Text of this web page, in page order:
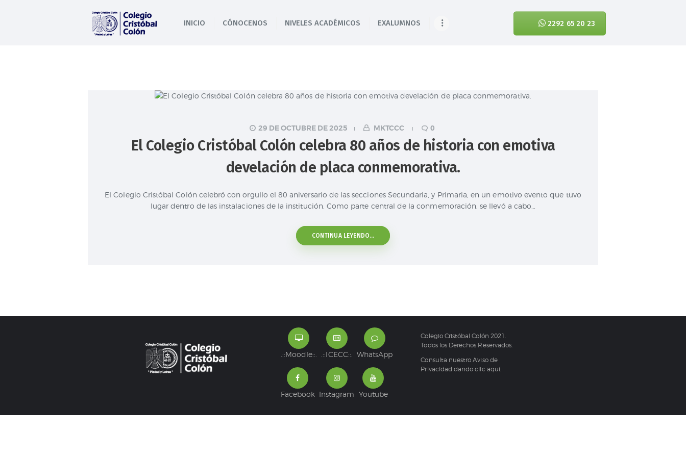
INICIO CÓNOCENOS NIVELES ACADÉMICOS EXALUMNOS 2292 65 20 23
CONTÁCTANOS
NOTICIAS
ENLACES
29 DE OCTUBRE DE 2025 MKTCCC 0
El Colegio Cristóbal Colón celebra 80 años de historia con emotiva
develación de placa conmemorativa.
El Colegio Cristóbal Colón celebró con orgullo el 80 aniversario de las secciones Secundaria, y Primaria, en un emotivo evento que tuvo
lugar dentro de las instalaciones de la institución. Como parte central de la conmemoración, se llevó a cabo…
CONTINUA LEYENDO...
.::Moodle::. .::ICECC::. WhatsApp
Facebook Instagram Youtube
Colegio Cristóbal Colón 2021.
Todos los Derechos Reservados.
Consulta nuestro Aviso de
Privacidad dando clic aquí.